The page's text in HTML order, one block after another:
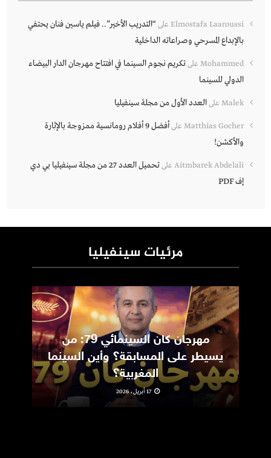
Elmostafa Laaroussi على“التدريب الأخير”.. فيلم ياسين فنان يحتفي
بالإبداع المسرحي وصراعاته الداخلية
Mohammed علىتكريم نجوم السينما في افتتاح مهرجان الدار البيضاء
الدولي للسينما
Malek علىالعدد الأول من مجلة سينفيليا
Matthias Gocher على
أفضل 9 أفلام رومانسية ممزوجة بالإثارة
والأكشن!
Aitmbarek Abdelali على
تحميل العدد 27 من مجلة سينفيليا بي دي
إف PDF
مرئيات سينفيليا
مهرجان كان السينمائي 79: من
يسيطر على المسابقة؟ وأين السينما
المغربية؟
17 أبريل، 2026